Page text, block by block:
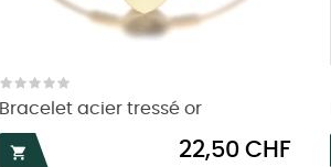
Bracelet acier tressé or

Prix
22,50 CHF